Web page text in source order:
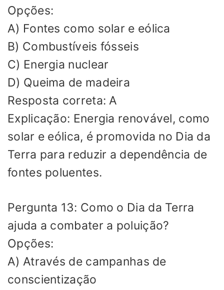
Opções:
A) Fontes como solar e eólica
B) Combustíveis fósseis
C) Energia nuclear
D) Queima de madeira
Resposta correta: A
Explicação: Energia renovável, como
solar e eólica, é promovida no Dia da
Terra para reduzir a dependência de
fontes poluentes.
Pergunta 13: Como o Dia da Terra
ajuda a combater a poluição?
Opções:
A) Através de campanhas de
conscientização